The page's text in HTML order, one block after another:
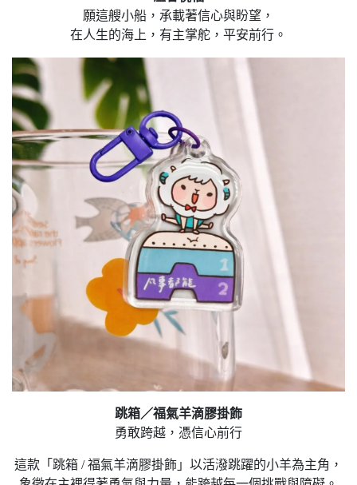
願這艘小船，承載著信心與盼望，
在人生的海上，有主掌舵，平安前行。
跳箱／福氣羊滴膠掛飾
勇敢跨越，憑信心前行
這款「跳箱 / 福氣羊滴膠掛飾」以活潑跳躍的小羊為主角，